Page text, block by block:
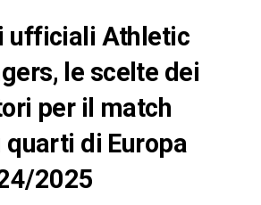
ufficiali Athletic
le scelte dei
per il match
di Europa
2025